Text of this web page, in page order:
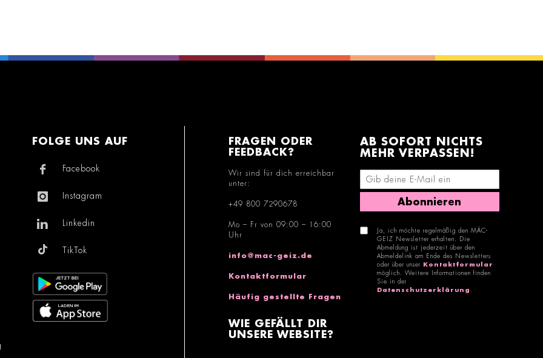
FOLGE UNS AUF
Facebook
Instagram
Linkedin
TikTok
FRAGEN ODER
FEEDBACK?
Wir sind für dich erreichbar
unter:
+49 800 7290678
Mo – Fr von 09:00 – 16:00
Uhr
info@mac-geiz.de
Kontaktformular
Häufig gestellte Fragen
WIE GEFÄLLT DIR
UNSERE WEBSITE?
AB SOFORT NICHTS
MEHR VERPASSEN!
E-Mail-Adresse eingeben
Abonnieren
Ja, ich möchte regelmäßig den MÄC-
GEIZ Newsletter erhalten. Die
Abmeldung ist jederzeit über den
Abmeldelink am Ende des Newsletters
oder über unser
Kontaktformular
möglich. Weitere Informationen finden
Sie in der
Datenschutzerklärung .